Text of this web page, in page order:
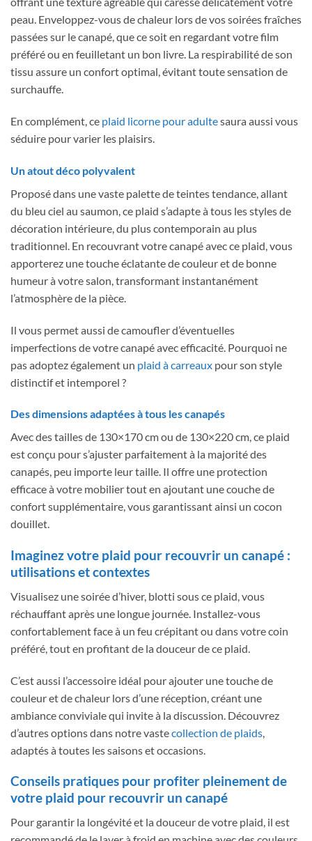
peau. Enveloppez-vous de chaleur lors de vos soirées fraîches
passées sur le canapé, que ce soit en regardant votre film
préféré ou en feuilletant un bon livre. La respirabilité de son
tissu assure un confort optimal, évitant toute sensation de
surchauffe.
En complément, ce plaid licorne pour adultesaura aussi vous
séduire pour varier les plaisirs.
Un atout déco polyvalent
Proposé dans une vaste palette de teintes tendance, allant
du bleu ciel au saumon, ce plaid s’adapte à tous les styles de
décoration intérieure, du plus contemporain au plus
traditionnel. En recouvrant votre canapé avec ce plaid, vous
apporterez une touche éclatante de couleur et de bonne
humeur à votre salon, transformant instantanément
l’atmosphère de la pièce.
Il vous permet aussi de camoufler d’éventuelles
imperfections de votre canapé avec efficacité. Pourquoi ne
pas adoptez également un plaid à carreaux pour son style
distinctif et intemporel ?
Des dimensions adaptées à tous les canapés
Avec des tailles de 130×170 cm ou de 130×220 cm, ce plaid
est conçu pour s’ajuster parfaitement à la majorité des
canapés, peu importe leur taille. Il offre une protection
efficace à votre mobilier tout en ajoutant une couche de
confort supplémentaire, vous garantissant ainsi un cocon
douillet.
Imaginez votre plaid pour recouvrir un canapé :
utilisations et contextes
Visualisez une soirée d’hiver, blotti sous ce plaid, vous
réchauffant après une longue journée. Installez-vous
confortablement face à un feu crépitant ou dans votre coin
préféré, tout en profitant de la douceur de ce plaid.
C’est aussi l’accessoire idéal pour ajouter une touche de
couleur et de chaleur lors d’une réception, créant une
ambiance conviviale qui invite à la discussion. Découvrez
d’autres options dans notre vastecollection de plaids
adaptés à toutes les saisons et occasions.
Conseils pratiques pour profiter pleinement de
votre plaid pour recouvrir un canapé
Pour garantir la longévité et la douceur de votre plaid, il est